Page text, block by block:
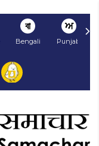
বা
Bengali
ਅ
Punjabi